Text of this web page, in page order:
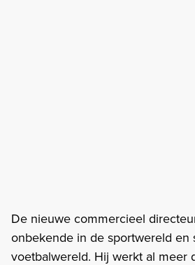
De nieuwe commercieel
onbekende in de sportwereld en
voetbalwereld. Hij werkt al meer